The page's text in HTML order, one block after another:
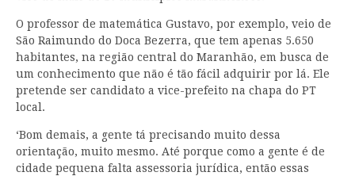
O professor de matemática Gustavo, por exemplo, veio de
São Raimundo do Doca Bezerra, que tem apenas 5.650
habitantes, na região central do Maranhão, em busca de
um conhecimento que não é tão fácil adquirir por lá. Ele
pretende ser candidato a vice-prefeito na chapa do PT
local.
‘Bom demais, a gente tá precisando muito dessa
orientação, muito mesmo. Até porque como a gente é de
cidade pequena falta assessoria jurídica, então essas